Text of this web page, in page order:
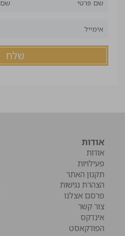
אודות
אודות
פעילויות
תקנון האתר
הצהרת נגישות
פרסם אצלנו
צור קשר
אינדקס
הפודקאסט